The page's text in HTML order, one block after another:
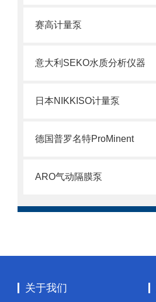
赛高计量泵
意大利SEKO水质分析仪器
日本NIKKISO计量泵
德国普罗名特ProMinent
ARO气动隔膜泵
关于我们